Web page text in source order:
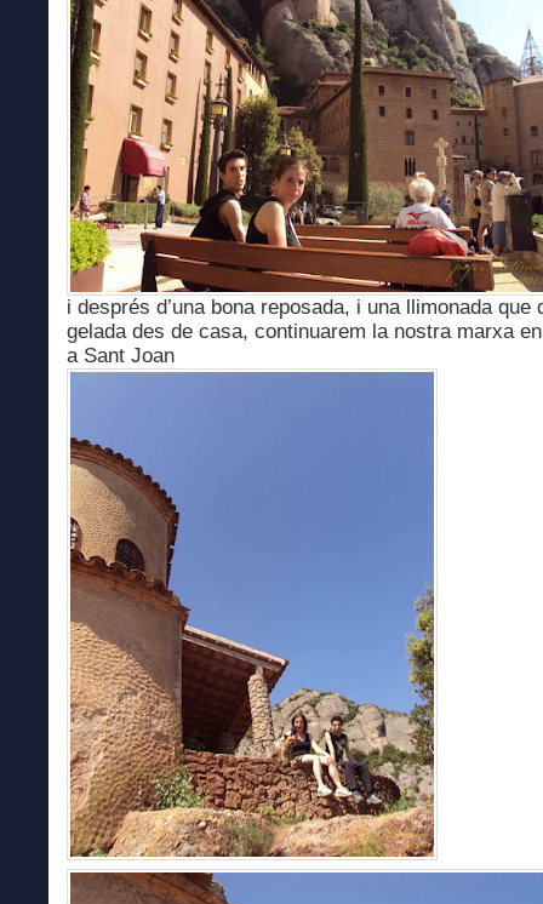
i després d’una bona reposada, i una llimonada que
gelada des de casa, continuarem la nostra marxa
a Sant Joan